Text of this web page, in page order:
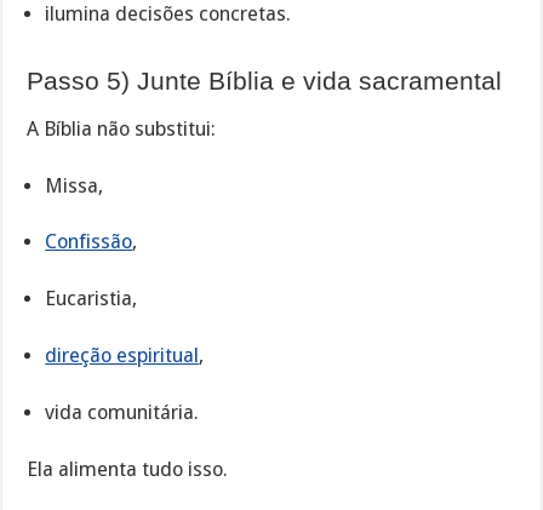
ilumina decisões concretas.
Passo 5) Junte Bíblia e vida sacramental
A Bíblia não substitui:
Missa,
Confissão,
Eucaristia,
direção espiritual,
vida comunitária.
Ela alimenta tudo isso.